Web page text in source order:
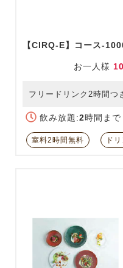
【CIRQ-E】コース-
お一人様
フリードリンク2時間つ
飲み放題:2時間まで
室料2時間無料 ド